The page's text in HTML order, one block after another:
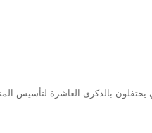
بالذكرى العاشرة لتأسيس